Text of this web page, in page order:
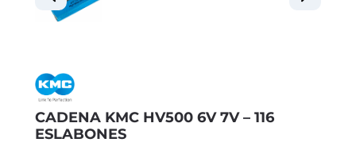
CADENA KMC HV500 6V 7V – 116
ESLABONES